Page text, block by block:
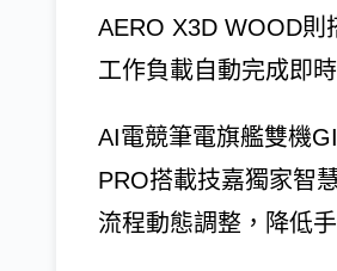
AERO X3D WOOD則
工作負載自動完成即
AI電競筆電旗艦雙機
PRO搭載技嘉獨家智
流程動態調整，降低